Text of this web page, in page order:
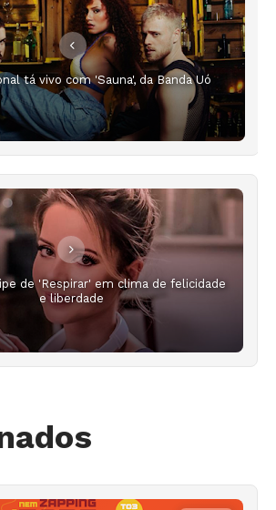
tá vivo com 'Sauna', da Banda Uó
de 'Respirar' em clima de felicidade
e liberdade